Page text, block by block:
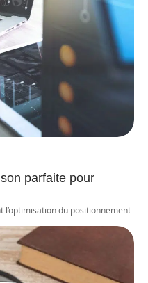
parfaite pour
du positionnement